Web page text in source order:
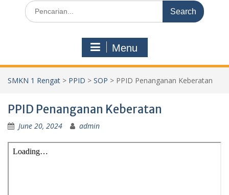
Search
for:
Menu
SMKN 1 Rengat > PPID > SOP > PPID Penanganan Keberatan
PPID Penanganan Keberatan
June 20, 2024 admin